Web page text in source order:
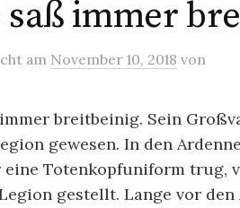
immer
am November 10, 2018 von
breitbeinig. Sein
gewesen. In den
eine Totenkopfuniform trug,
gestellt. Lange vor